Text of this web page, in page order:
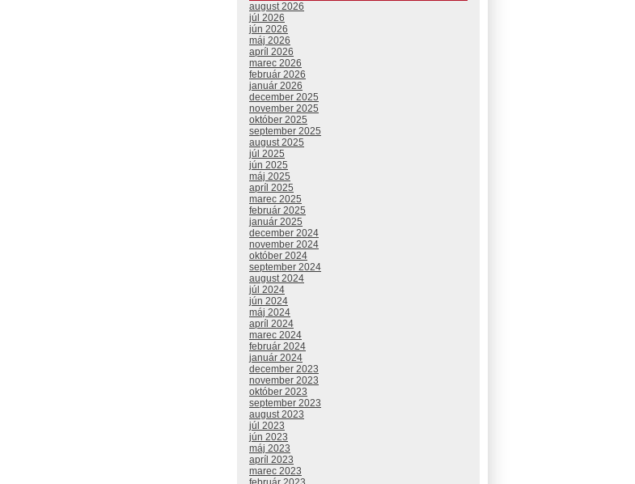
august 2026
júl 2026
jún 2026
máj 2026
apríl 2026
marec 2026
február 2026
január 2026
december 2025
november 2025
október 2025
september 2025
august 2025
júl 2025
jún 2025
máj 2025
apríl 2025
marec 2025
február 2025
január 2025
december 2024
november 2024
október 2024
september 2024
august 2024
júl 2024
jún 2024
máj 2024
apríl 2024
marec 2024
február 2024
január 2024
december 2023
november 2023
október 2023
september 2023
august 2023
júl 2023
jún 2023
máj 2023
apríl 2023
marec 2023